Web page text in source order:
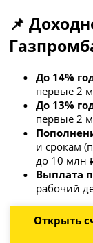
📌
До 14%
первые 2
До 13%
первые 2
и срокам
до 10 млн
Выплата
рабочий
Открыть